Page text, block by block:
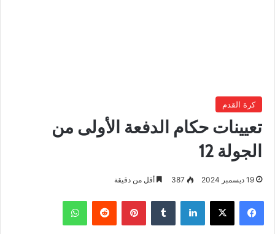
كرة القدم
تعيينات حكام الدفعة الأولى من
الجولة 12
19 ديسمبر 2024 387 أقل من دقيقة
فيسبوك ‫X لينكدإن بينتيريست واتساب